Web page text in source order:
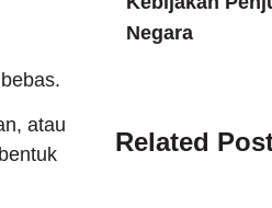
atau
Negara
Related